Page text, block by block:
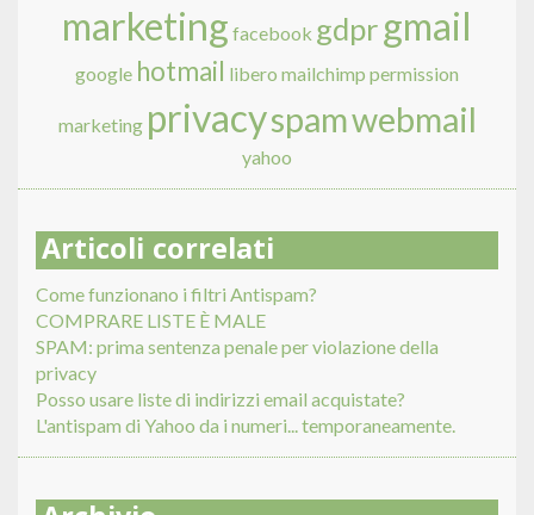
marketing facebook gdpr gmail
google hotmail libero mailchimp permission
marketing privacyspamwebmail
yahoo
Articoli correlati
Come funzionano i filtri Antispam?
COMPRARE LISTE È MALE
SPAM: prima sentenza penale per violazione della
privacy
Posso usare liste di indirizzi email acquistate?
L'antispam di Yahoo da i numeri... temporaneamente.